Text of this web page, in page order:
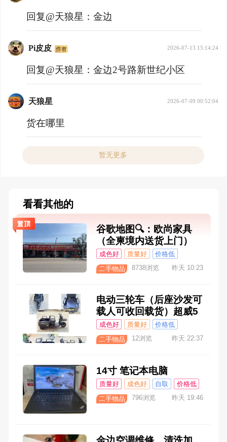
回复@天狼星： 金边
Pi皮皮 2026-07-13 15:14:24
回复@天狼星： 金边2号路新世纪小区
天狼星 2026-07-09 00:52:04
货在哪里
暂无更多
看看其他的
谷歌地图🔍：欧尚家具
（全柬境内送货上门）
成色好 质量好
价格低
送货上门
二手物品 8738浏览 昨天 10:23
电动三轮车（后座沙发可
载人可收回载货）超威5
颗电池 续航里程55公里
创业神车
成色好 质量好
价格低
送货上门
二手物品 12浏览 昨天 22:37
14寸 笔记本电脑
质量好 成色好 自取
价格低
二手物品
796浏览 昨天 19:46